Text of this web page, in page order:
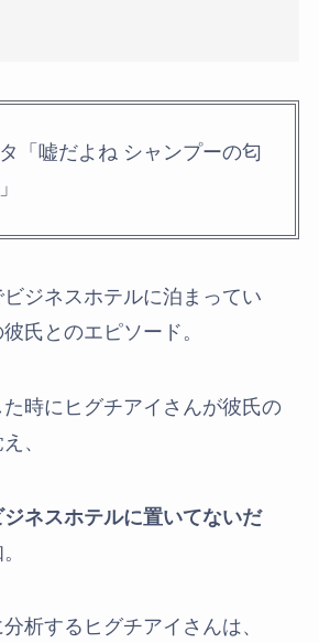
「嘘だよね シャンプーの匂
ジネスホテルに泊まってい
氏とのエピソード。
時にヒグチアイさんが彼氏の
、
ジネスホテルに置いてないだ
析するヒグチアイさんは、